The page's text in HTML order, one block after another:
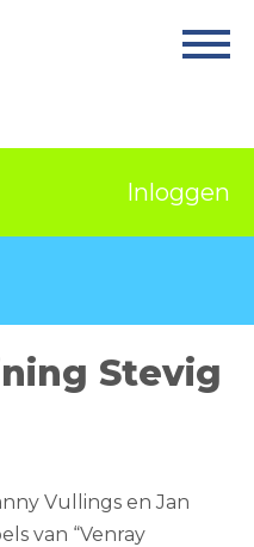
Inloggen
Stevig
Vullings en Jan
van “Venray